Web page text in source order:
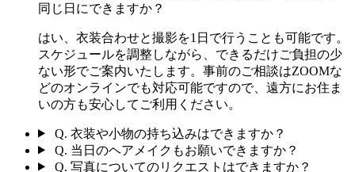
同じ日にできますか？
はい、衣装合わせと撮影を1日で行うことも可能です。
スケジュールを調整しながら、できるだけご負担の少
ない形でご案内いたします。事前のご相談はZOOMな
どのオンラインでも対応可能ですので、遠方にお住ま
いの方も安心してご利用ください。
Q. 衣装や小物の持ち込みはできますか？
Q. 当日のヘアメイクもお願いできますか？
Q. 写真についてのリクエストはできますか？